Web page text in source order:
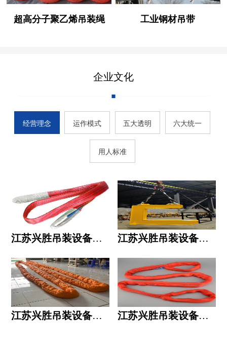
超高分子聚乙烯吊装绳 工业钢材吊带
企业文化
经营理念 运作模式 五大透明 六大统一
用人标准
江苏兴胜吊装设备有限公司的用人标准 江苏兴胜吊装设备有限公司的六大统一
江苏兴胜吊装设备有限公司五大透明 江苏兴胜吊装设备有限公司运作模式